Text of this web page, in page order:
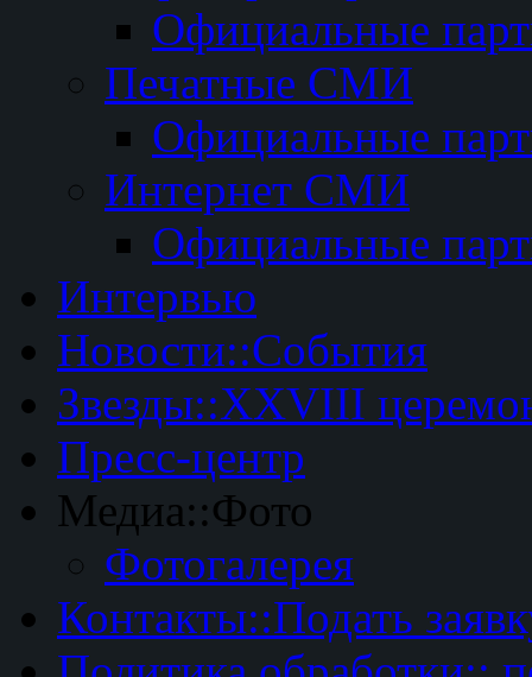
Официальные
Печатные СМИ
Официальные
Интернет СМИ
Официальные
Интервью
Новости::События
Звезды::XXVIII
Пресс-центр
Медиа::Фото
Фотогалерея
Контакты::Подать